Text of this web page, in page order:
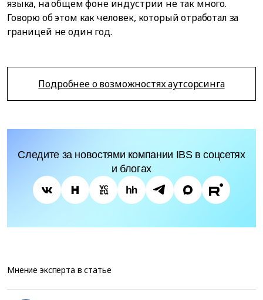
языка, на общем фоне индустрии не так много.
Говорю об этом как человек, который отработал за
границей не один год.
Подробнее о возможностях аутсорсинга
Следите за новостями компании IBS в соцсетях
и блогах
Мнение эксперта в статье